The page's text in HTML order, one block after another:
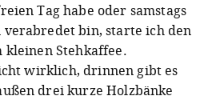
Tag habe oder samstags
bin, starte ich den
kleinen Stehkaffee.
wirklich, drinnen gibt es
drei kurze Holzbänke